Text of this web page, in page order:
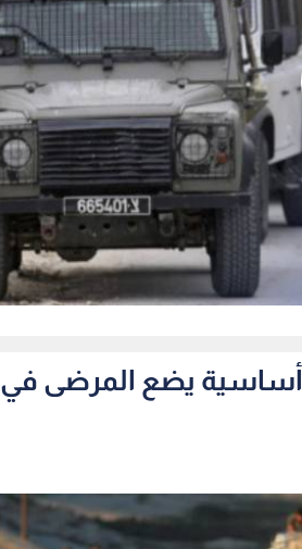
أساسية يضع المرضى في